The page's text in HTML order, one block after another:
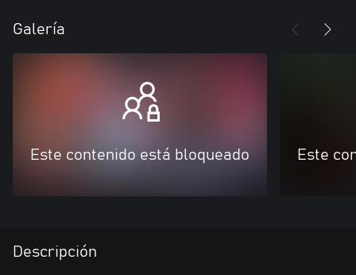
Galería
Este contenido está bloqueado Este
Descripción